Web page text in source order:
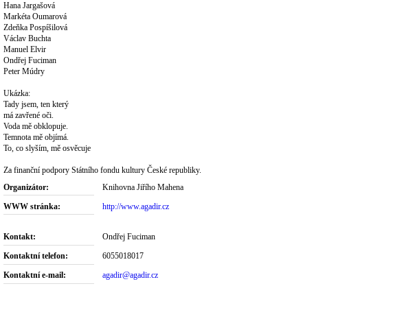
Hana Jargašová
Markéta Oumarová
Zdeňka Pospíšilová
Václav Buchta
Manuel Elvir
Ondřej Fuciman
Peter Múdry
Ukázka:
Tady jsem, ten který
má zavřené oči.
Voda mě obklopuje.
Temnota mě objímá.
To, co slyším, mě osvěcuje
Za finanční podpory Státního fondu kultury České republiky.
Organizátor:
Knihovna Jiřího Mahena
WWW stránka: http://www.agadir.cz
Kontakt: Ondřej Fuciman
Kontaktní telefon: 6055018017
Kontaktní e-mail: agadir@agadir.cz